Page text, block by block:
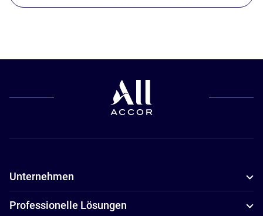
Unternehmen
Professionelle Lösungen